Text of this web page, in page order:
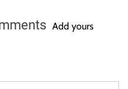
Add yours